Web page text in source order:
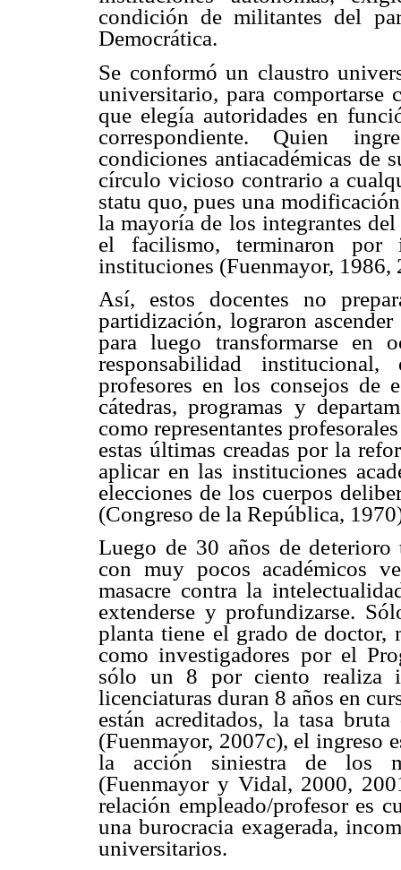
condición de militantes del
Democrática.
Se conformó un claustro
universitario, para comportarse
que elegía autoridades en
correspondiente. Quien
condiciones antiacadémicas de
círculo vicioso contrario a
statu quo, pues una
la mayoría de los integrantes
el facilismo, terminaron por
instituciones (Fuenmayor, 1986,
Así, estos docentes no
partidización, lograron
para luego transformarse en
responsabilidad
profesores en los consejos de
cátedras, programas y
como representantes
estas últimas creadas por la
aplicar en las instituciones
elecciones de los cuerpos
(Congreso de la República,
Luego de 30 años de deterioro
con muy pocos académicos
masacre contra la
extenderse y profundizarse.
planta tiene el grado de doctor,
como investigadores por el
sólo un 8 por ciento realiza
licenciaturas duran 8 años en
están acreditados, la tasa
(Fuenmayor, 2007c), el ingreso
la acción siniestra de los
(Fuenmayor y Vidal, 2000,
relación empleado/profesor es
una burocracia exagerada,
universitarios.